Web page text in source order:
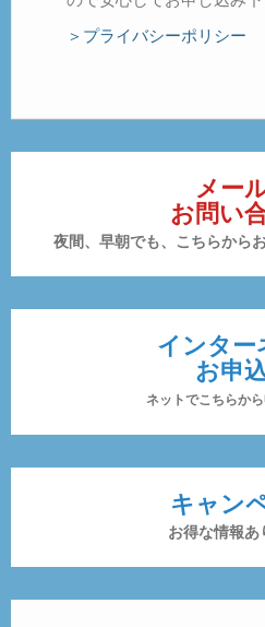
メー
お問い
夜間、早朝でも、こちらから
インター
お申
ネットでこちらか
キャン
お得な情報あ
＞プライバシーポリシー